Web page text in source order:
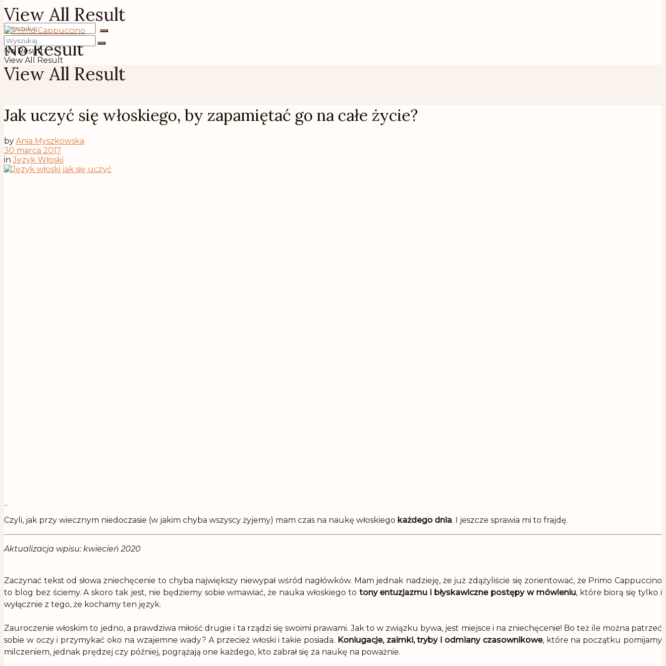
No Result
View All Result
View All Result
No Result
View All Result
Jak uczyć się włoskiego, by zapamiętać go na całe życie?
by Ania Myszkowska
30 marca 2017
in Język Włoski
Czyli, jak przy wiecznym niedoczasie (w jakim chyba wszyscy żyjemy) mam czas na naukę włoskiego każdego dnia. I jeszcze sprawia mi to frajdę.
Aktualizacja wpisu: kwiecień 2020
.
Zaczynać tekst od słowa zniechęcenie to chyba największy niewypał wśród nagłówków. Mam jednak nadzieję, że już zdążyliście się zorientować, że Primo Cappuccino
to blog bez ściemy. A skoro tak jest, nie będziemy sobie wmawiać, że nauka włoskiego to tony entuzjazmu i błyskawiczne postępy w mówieniu, które biorą się tylko i
wyłącznie z tego, że kochamy ten język.
.
Zauroczenie włoskim to jedno, a prawdziwa miłość drugie i ta rządzi się swoimi prawami. Jak to w związku bywa, jest miejsce i na zniechęcenie! Bo też ile można patrzeć
sobie w oczy i przymykać oko na wzajemne wady? A przecież włoski i takie posiada. Koniugacje, zaimki, tryby i odmiany czasownikowe, które na początku pomijamy
milczeniem, jednak prędzej czy później, pogrążają one każdego, kto zabrał się za naukę na poważnie.
.